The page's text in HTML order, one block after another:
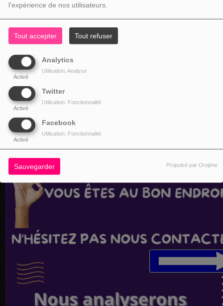
l'expérience de nos utilisateurs.
Tout accepter Tout refuser
Analytics
Activé
Utilisation: Analyse
Twitter
Activé
Utilisation: Fonctionnalité
Facebook
Activé
Utilisation: Fonctionnalité
Sauvegarder Propulsé par Orejime